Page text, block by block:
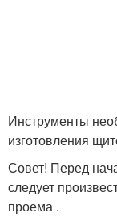
Инструменты
изготовления
Совет! Перед
следует
проема .